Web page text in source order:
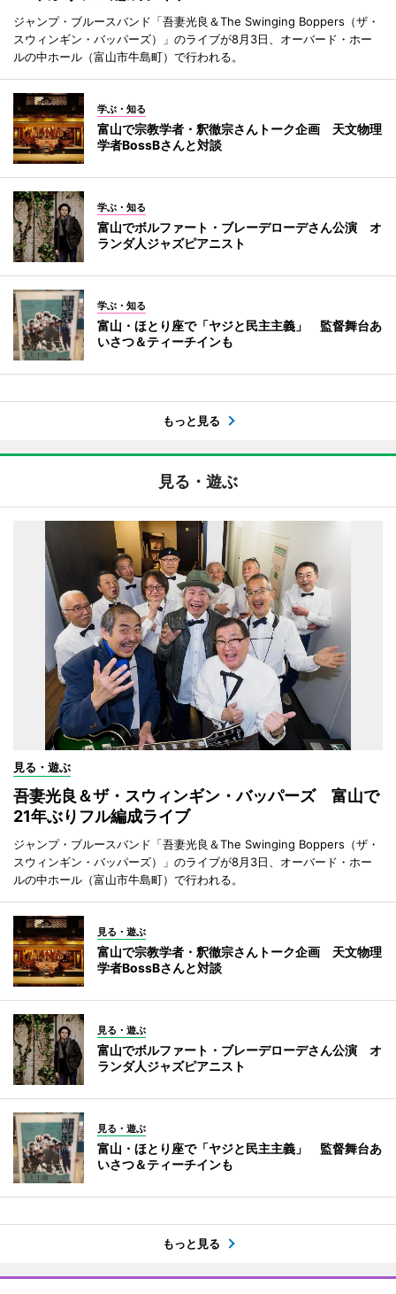
ジャンプ・ブルースバンド「吾妻光良＆The Swinging Boppers（ザ・
スウィンギン・バッパーズ）」のライブが8月3日、オーバード・ホー
ルの中ホール（富山市牛島町）で行われる。
学ぶ・知る
富山で宗教学者・釈徹宗さんトーク企画 天文物理
学者BossBさんと対談
学ぶ・知る
富山でボルファート・ブレーデローデさん公演 オ
ランダ人ジャズピアニスト
学ぶ・知る
富山・ほとり座で「ヤジと民主主義」 監督舞台あ
いさつ＆ティーチインも
もっと見る
見る・遊ぶ
見る・遊ぶ
吾妻光良＆ザ・スウィンギン・バッパーズ 富山で
21年ぶりフル編成ライブ
ジャンプ・ブルースバンド「吾妻光良＆The Swinging Boppers（ザ・
スウィンギン・バッパーズ）」のライブが8月3日、オーバード・ホー
ルの中ホール（富山市牛島町）で行われる。
見る・遊ぶ
富山で宗教学者・釈徹宗さんトーク企画 天文物理
学者BossBさんと対談
見る・遊ぶ
富山でボルファート・ブレーデローデさん公演 オ
ランダ人ジャズピアニスト
見る・遊ぶ
富山・ほとり座で「ヤジと民主主義」 監督舞台あ
いさつ＆ティーチインも
もっと見る